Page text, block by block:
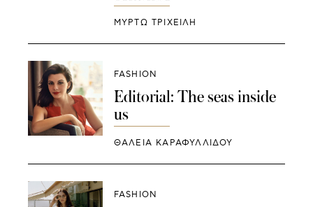
ΜΥΡΤΩ ΤΡΙΧΕΙΛΗ
FASHION
Editorial: The seas inside
us
ΘΑΛΕΙΑ ΚΑΡΑΦΥΛΛΙΔΟΥ
FASHION